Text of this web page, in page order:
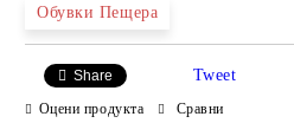
Обувки Пещера
Share Tweet
Оцени продукта Сравни